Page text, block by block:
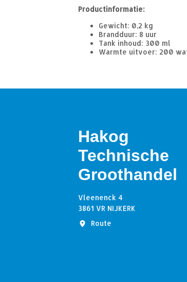
Productinformatie:
Gewicht: 0,2 kg
Brandduur: 8 uur
Tank inhoud: 300 ml
Warmte uitvoer: 200
Hakog
Technische
Groothandel
Vleenenck 4
3861 VR NIJKERK
Route